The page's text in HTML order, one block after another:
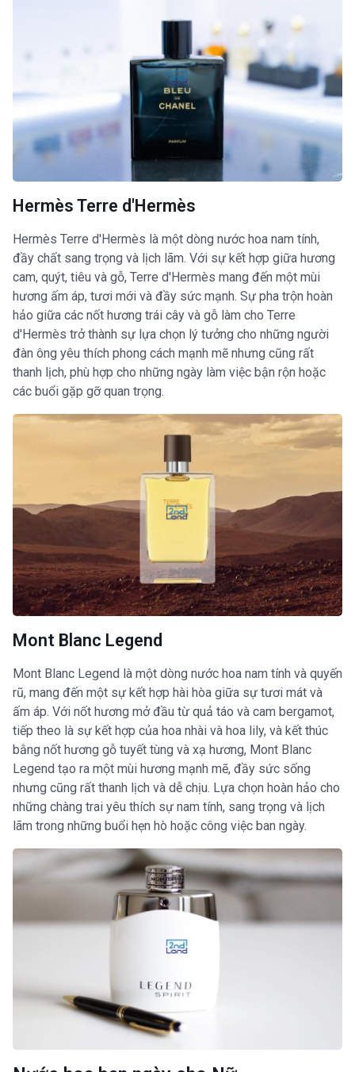
Hermès Terre d'Hermès
Hermès Terre d'Hermès là một dòng nước hoa nam tính,
đầy chất sang trọng và lịch lãm. Với sự kết hợp giữa hương
cam, quýt, tiêu và gỗ, Terre d'Hermès mang đến một mùi
hương ấm áp, tươi mới và đầy sức mạnh. Sự pha trộn hoàn
hảo giữa các nốt hương trái cây và gỗ làm cho Terre
d'Hermès trở thành sự lựa chọn lý tưởng cho những người
đàn ông yêu thích phong cách mạnh mẽ nhưng cũng rất
thanh lịch, phù hợp cho những ngày làm việc bận rộn hoặc
các buổi gặp gỡ quan trọng.
Mont Blanc Legend
Mont Blanc Legend là một dòng nước hoa nam tính và quyến
rũ, mang đến một sự kết hợp hài hòa giữa sự tươi mát và
ấm áp. Với nốt hương mở đầu từ quả táo và cam bergamot,
tiếp theo là sự kết hợp của hoa nhài và hoa lily, và kết thúc
bằng nốt hương gỗ tuyết tùng và xạ hương, Mont Blanc
Legend tạo ra một mùi hương mạnh mẽ, đầy sức sống
nhưng cũng rất thanh lịch và dễ chịu. Lựa chọn hoàn hảo cho
những chàng trai yêu thích sự nam tính, sang trọng và lịch
lãm trong những buổi hẹn hò hoặc công việc ban ngày.